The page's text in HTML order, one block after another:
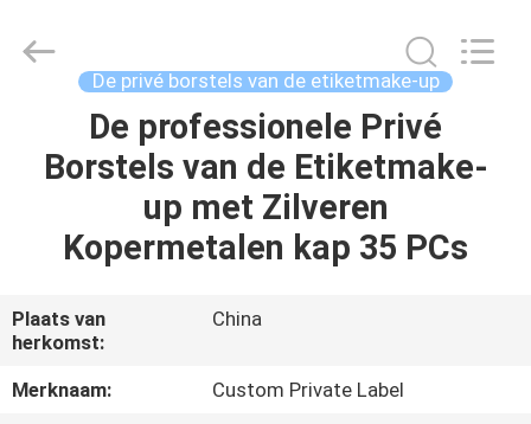
PRODUCTEN
ONGEVEER
ONS
FABRIEKSREIS
Chanmy
Cosmetics
De privé borstels van de etiketmake-up
De professionele Privé
Borstels van de Etiketmake-
up met Zilveren
Kopermetalen kap 35 PCs
Plaats van
herkomst:
China
Merknaam:
Custom Private Label